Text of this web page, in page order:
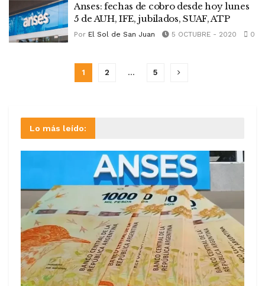
Anses: fechas de cobro desde hoy lunes
5 de AUH, IFE, jubilados, SUAF, ATP
Por El Sol de San Juan 5 OCTUBRE - 2020 0
1 2 … 5
Lo más leído: